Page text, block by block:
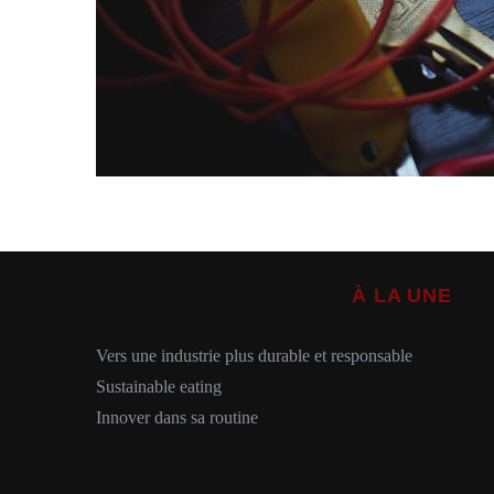
À LA UNE
Vers une industrie plus durable et responsable
Sustainable eating
Innover dans sa routine